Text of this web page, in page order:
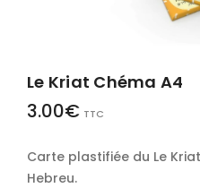
Le Kriat Chéma A4
3.00€ TTC
Carte plastifiée du Le
Hebreu.